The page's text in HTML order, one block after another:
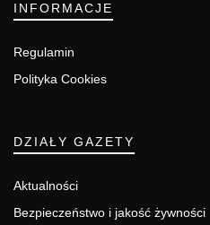
INFORMACJE
Regulamin
Polityka Cookies
DZIAŁY GAZETY
Aktualności
Bezpieczeństwo i jakość żywności